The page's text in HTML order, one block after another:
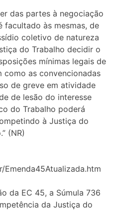
das partes à negociação
facultado às mesmas, de
coletivo de natureza
do Trabalho decidir o
mínimas legais de
as convencionadas
de greve em atividade
de lesão do interesse
do Trabalho poderá
à Justiça do
(NR)
da EC 45, a Súmula 736
da Justiça do